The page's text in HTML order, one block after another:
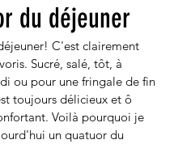
du déjeuner
C'est clairement
Sucré, salé, tôt, à
ou pour une fringale de fin
toujours délicieux et ô
Voilà pourquoi je
un quatuor du